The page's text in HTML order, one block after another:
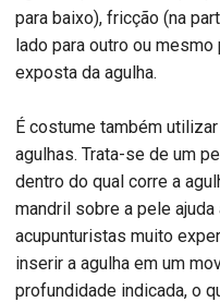
para baixo), fricção (na
lado para outro ou
exposta da agulha.
É costume também
agulhas. Trata-se de um
dentro do qual corre a
mandril sobre a pele
acupunturistas muito
inserir a agulha em um
profundidade indicada, o